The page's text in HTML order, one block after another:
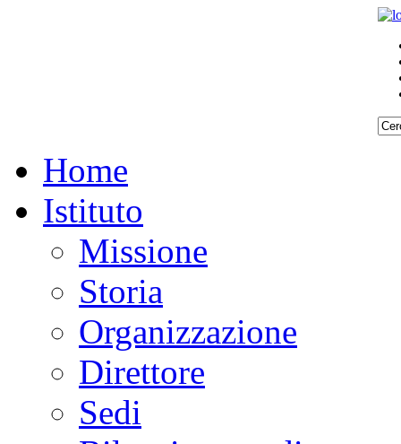
Home
Istituto
Missione
Storia
Organizzazione
Direttore
Sedi